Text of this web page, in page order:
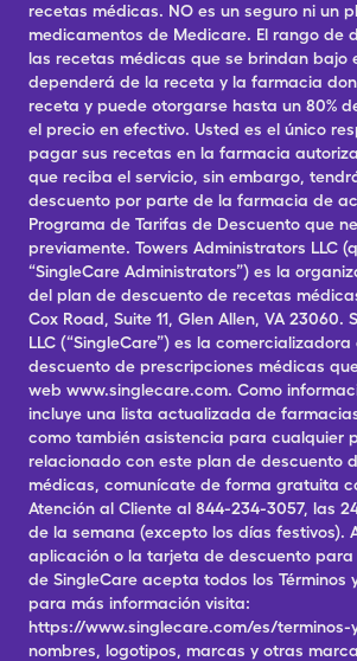
recetas médicas. NO es un seguro ni un
medicamentos de Medicare. El rango de
las recetas médicas que se brindan bajo
dependerá de la receta y la farmacia
receta y puede otorgarse hasta un 80%
el precio en efectivo. Usted es el único
pagar sus recetas en la farmacia
que reciba el servicio, sin embargo,
descuento por parte de la farmacia de
Programa de Tarifas de Descuento que
previamente. Towers Administrators LLC
“SingleCare Administrators”) es la
del plan de descuento de recetas
Cox Road, Suite 11, Glen Allen, VA 23060.
LLC (“SingleCare”) es la
descuento de prescripciones médicas
web www.singlecare.com. Como
incluye una lista actualizada de
como también asistencia para cualquier
relacionado con este plan de descuento
médicas, comunícate de forma gratuita
Atención al Cliente al 844-234-3057, las
de la semana (excepto los días festivos).
aplicación o la tarjeta de descuento
de SingleCare acepta todos los Términos
para más información visita:
https://www.singlecare.com/es/terminos-
nombres, logotipos, marcas y otras